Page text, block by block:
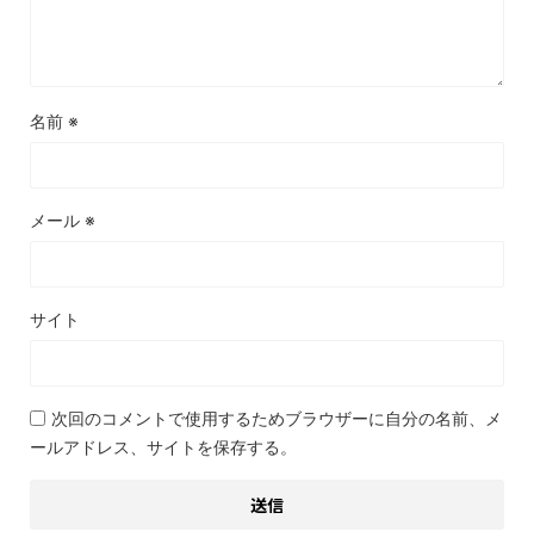
名前 ※
メール ※
サイト
次回のコメントで使用するためブラウザーに自分の名前、メ
ールアドレス、サイトを保存する。